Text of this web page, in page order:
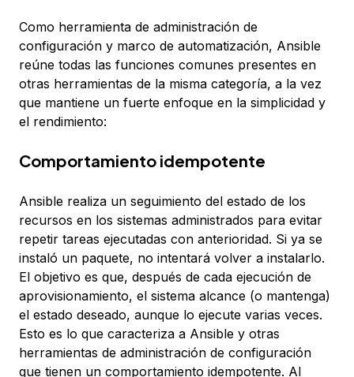
Como herramienta de administración de
configuración y marco de automatización, Ansible
reúne todas las funciones comunes presentes en
otras herramientas de la misma categoría, a la vez
que mantiene un fuerte enfoque en la simplicidad y
el rendimiento:
Comportamiento idempotente
Ansible realiza un seguimiento del estado de los
recursos en los sistemas administrados para evitar
repetir tareas ejecutadas con anterioridad. Si ya se
instaló un paquete, no intentará volver a instalarlo.
El objetivo es que, después de cada ejecución de
aprovisionamiento, el sistema alcance (o mantenga)
el estado deseado, aunque lo ejecute varias veces.
Esto es lo que caracteriza a Ansible y otras
herramientas de administración de configuración
que tienen un comportamiento idempotente. Al